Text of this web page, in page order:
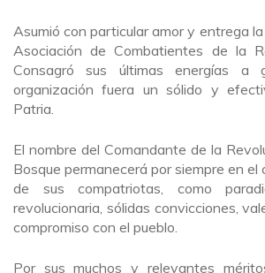
Asumió con particular amor y entrega
Asociación de Combatientes de la
Consagró sus últimas energías a
organización fuera un sólido y
Patria.
El nombre del Comandante de la
Bosque permanecerá por siempre en
de sus compatriotas, como
revolucionaria, sólidas convicciones,
compromiso con el pueblo.
Por sus muchos y relevantes